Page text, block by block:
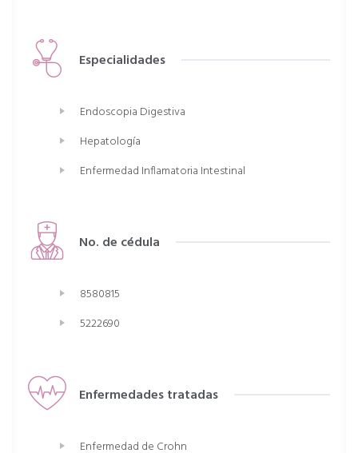
Especialidades
Endoscopia Digestiva
Hepatología
Enfermedad Inflamatoria Intestinal
No. de cédula
8580815
5222690
Enfermedades tratadas
Enfermedad de Crohn